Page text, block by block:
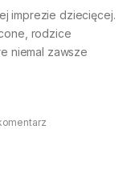
imprezie dziecięcej.
rodzice
niemal zawsze